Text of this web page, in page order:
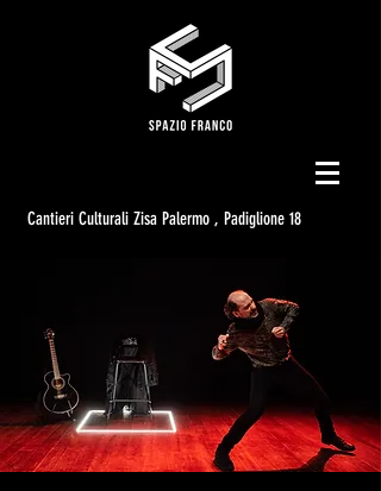
Cantieri Culturali Zisa Palermo , Padiglione 18